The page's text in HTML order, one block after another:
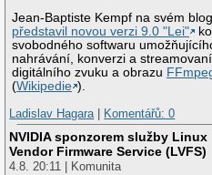
Jean-Baptiste Kempf na svém
představil novou verzi 9.0 "Lei"
svobodného softwaru
nahrávání, konverzi a streamovaní
digitálního zvuku a obrazu
(Wikipedie ).
Ladislav Hagara
Komentářů: 0
NVIDIA sponzorem služby Linux
Vendor Firmware Service (LVFS)
4.8. 20:11 | Komunita